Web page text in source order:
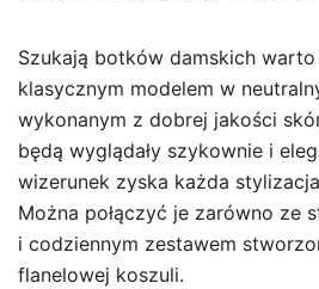
Szukają botków damskich
klasycznym modelem w
wykonanym z dobrej jakości
będą wyglądały szykownie i
wizerunek zyska każda
Można połączyć je zarówno ze
i codziennym zestawem
flanelowej koszuli.